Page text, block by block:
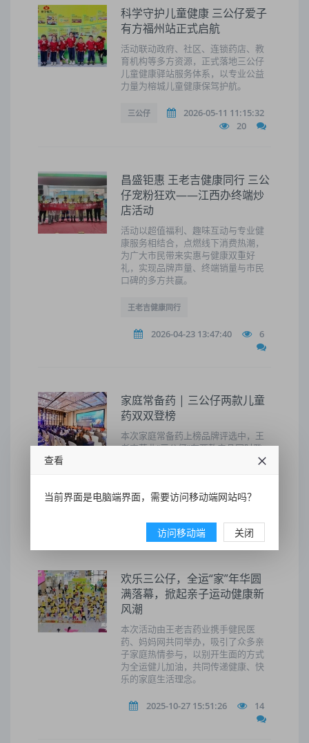
科学守护儿童健康 三公仔爱子
有方福州站正式启航
活动联动政府、社区、连锁药店、教
育机构等多方资源，正式落地三公仔
儿童健康驿站服务体系，以专业公益
力量为榕城儿童健康保驾护航。
三公仔
2026-05-11 11:15:32
20
昌盛钜惠 王老吉健康同行 三公
仔宠粉狂欢——江西办终端炒
店活动
活动以超值福利、趣味互动与专业健
康服务相结合，点燃线下消费热潮，
为广大市民带来实惠与健康双重好
礼，实现品牌声量、终端销量与市民
口碑的多方共赢。
王老吉健康同行
2026-04-23 13:47:40 6
家庭常备药 | 三公仔两款儿童
药双双登榜
本次家庭常备药上榜品牌评选中，王
老吉药业“三公仔”有两款产品同时登
榜，印证了“三公仔”在儿童用药领域的
欢乐三公仔，全运“家”年华圆
满落幕，掀起亲子运动健康新
风潮
本次活动由王老吉药业携手健民医
药、妈妈网共同举办，吸引了众多亲
子家庭热情参与，以别开生面的方式
为全运健儿加油，共同传递健康、快
乐的家庭生活理念。
2025-10-27 15:51:26 14
查看
当前界面是电脑端界面，需要访问移动端网站吗？
访问移动端 关闭